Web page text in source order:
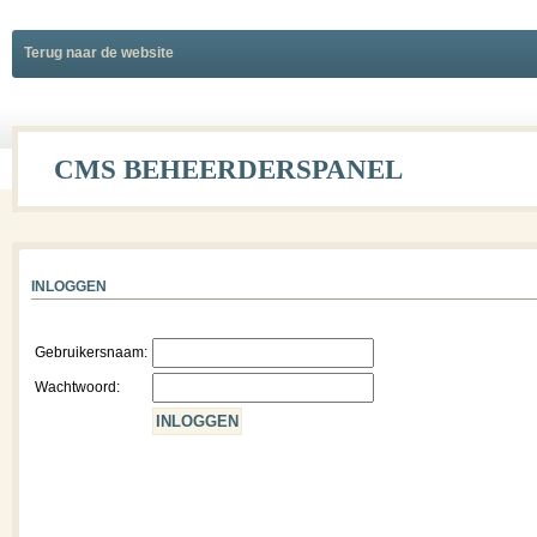
Terug naar de website
CMS BEHEERDERSPANEL
INLOGGEN
Gebruikersnaam:
Wachtwoord: